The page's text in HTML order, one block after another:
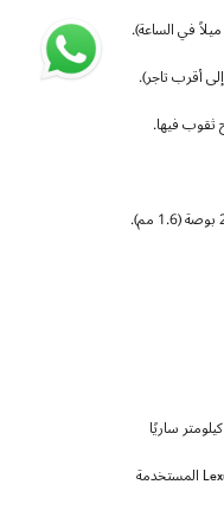
أقرب تاجر).
ثقوب فيها.